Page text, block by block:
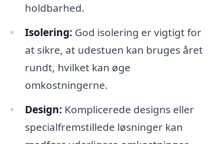
holdbarhed.
Isolering: God isolering er vigtigt for
at sikre, at udestuen kan bruges året
rundt, hvilket kan øge
omkostningerne.
Design: Komplicerede designs eller
specialfremstillede løsninger kan